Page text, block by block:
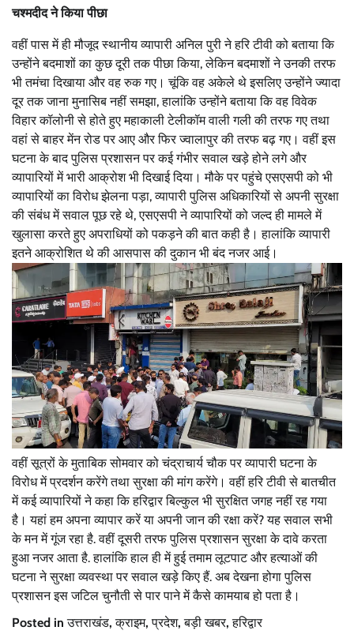
चश्मदीद ने किया पीछा
वहीं पास में ही मौजूद स्थानीय व्यापारी अनिल पुरी ने हरि टीवी को बताया कि
उन्होंने बदमाशों का कुछ दूरी तक पीछा किया, लेकिन बदमाशों ने उनकी तरफ
भी तमंचा दिखाया और वह रुक गए। चूंकि वह अकेले थे इसलिए उन्होंने ज्यादा
दूर तक जाना मुनासिब नहीं समझा, हालांकि उन्होंने बताया कि वह विवेक
विहार कॉलोनी से होते हुए महाकाली टेलीकॉम वाली गली की तरफ गए तथा
वहां से बाहर मेंन रोड पर आए और फिर ज्वालापुर की तरफ बढ़ गए।‌ वहीं इस
घटना के बाद पुलिस प्रशासन पर कई गंभीर सवाल खड़े होने लगे और
व्यापारियों में भारी आक्रोश भी दिखाई दिया। मौके पर पहुंचे एसएसपी को भी
व्यापारियों का विरोध झेलना पड़ा, व्यापारी पुलिस अधिकारियों से अपनी सुरक्षा
की संबंध में सवाल पूछ रहे थे, एसएसपी ने व्यापारियों को जल्द ही मामले में
खुलासा करते हुए अपराधियों को पकड़ने की बात कही है। हालांकि व्यापारी
इतने आक्रोशित थे की आसपास की दुकान भी बंद नजर आई।
वहीं सूत्रों के मुताबिक सोमवार को चंद्राचार्य चौक पर व्यापारी घटना के
विरोध में प्रदर्शन करेंगे तथा सुरक्षा की मांग करेंगे। वहीं हरि टीवी से बातचीत
में कई व्यापारियों ने कहा कि हरिद्वार बिल्कुल भी सुरक्षित जगह नहीं रह गया
है। यहां हम अपना व्यापार करें या अपनी जान की रक्षा करें? यह सवाल सभी
के मन में गूंज रहा है. वहीं दूसरी तरफ पुलिस प्रशासन सुरक्षा के दावे करता
हुआ नजर आता है. हालांकि हाल ही में हुई तमाम लूटपाट और हत्याओं की
घटना ने सुरक्षा व्यवस्था पर सवाल खड़े किए हैं. अब देखना होगा पुलिस
प्रशासन इस जटिल चुनौती से पार पाने में कैसे कामयाब हो पता है।
Posted inउत्तराखंड,क्राइम,प्रदेश,बड़ी खबर,हरिद्वार